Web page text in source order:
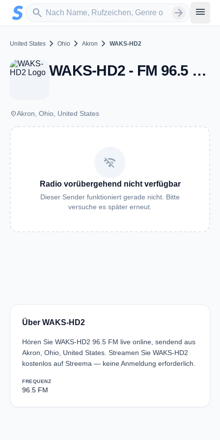
Zum Hauptinhalt springen
search
Sender suchen arrow_forward menu
United States chevron_right Ohio chevron_right Akron chevron_right WAKS-HD2
WAKS-HD2 - FM 96.5 - Akron, OH
placeAkron, Ohio, United States
wifi_off
Radio vorübergehend nicht verfügbar
Dieser Sender funktioniert gerade nicht. Bitte
versuche es später erneut.
Über WAKS-HD2
Hören Sie WAKS-HD2 96.5 FM live online, sendend aus
Akron, Ohio, United States. Streamen Sie WAKS-HD2
kostenlos auf Streema — keine Anmeldung erforderlich.
FREQUENZ
96.5 FM